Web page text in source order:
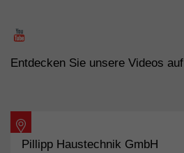
Entdecken Sie unsere Videos auf
Pillipp Haustechnik GmbH